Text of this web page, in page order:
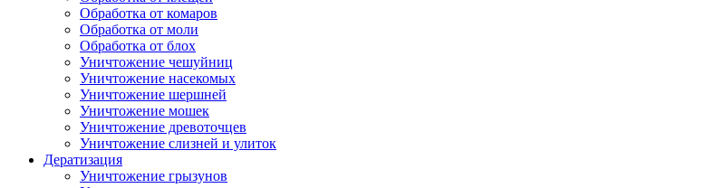
Обработка от комаров
Обработка от моли
Обработка от блох
Уничтожение чешуйниц
Уничтожение насекомых
Уничтожение шершней
Уничтожение мошек
Уничтожение древоточцев
Уничтожение слизней и улиток
Дератизация
Уничтожение грызунов